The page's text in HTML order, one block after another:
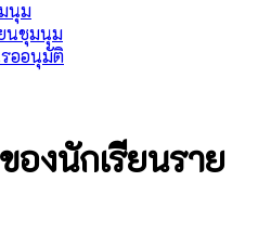
นุม
นชุมนุม
ออนุมัติ
งนักเรียนราย